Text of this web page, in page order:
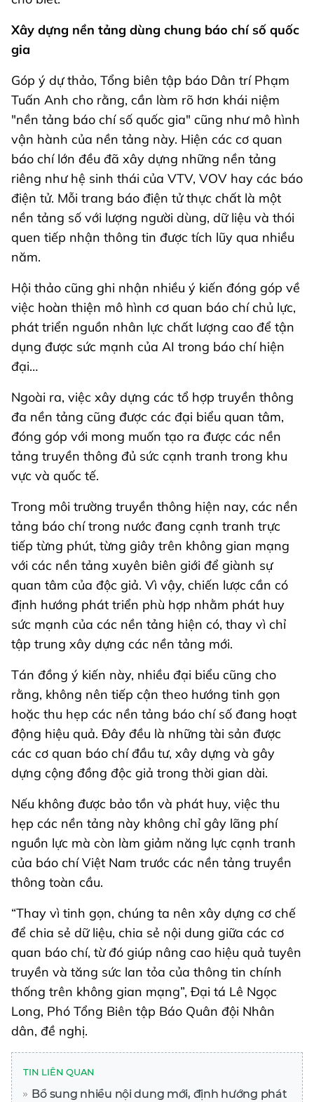
Xây dựng nền tảng dùng chung báo chí số quốc
gia
Góp ý dự thảo, Tổng biên tập báo Dân trí Phạm
Tuấn Anh cho rằng, cần làm rõ hơn khái niệm
"nền tảng báo chí số quốc gia" cũng như mô hình
vận hành của nền tảng này. Hiện các cơ quan
báo chí lớn đều đã xây dựng những nền tảng
riêng như hệ sinh thái của VTV, VOV hay các báo
điện tử. Mỗi trang báo điện tử thực chất là một
nền tảng số với lượng người dùng, dữ liệu và thói
quen tiếp nhận thông tin được tích lũy qua nhiều
năm.
Hội thảo cũng ghi nhận nhiều ý kiến đóng góp về
việc hoàn thiện mô hình cơ quan báo chí chủ lực,
phát triển nguồn nhân lực chất lượng cao để tận
dụng được sức mạnh của AI trong báo chí hiện
đại…
Ngoài ra, việc xây dựng các tổ hợp truyền thông
đa nền tảng cũng được các đại biểu quan tâm,
đóng góp với mong muốn tạo ra được các nền
tảng truyền thông đủ sức cạnh tranh trong khu
vực và quốc tế.
Trong môi trường truyền thông hiện nay, các nền
tảng báo chí trong nước đang cạnh tranh trực
tiếp từng phút, từng giây trên không gian mạng
với các nền tảng xuyên biên giới để giành sự
quan tâm của độc giả. Vì vậy, chiến lược cần có
định hướng phát triển phù hợp nhằm phát huy
sức mạnh của các nền tảng hiện có, thay vì chỉ
tập trung xây dựng các nền tảng mới.
Tán đồng ý kiến này, nhiều đại biểu cũng cho
rằng, không nên tiếp cận theo hướng tinh gọn
hoặc thu hẹp các nền tảng báo chí số đang hoạt
động hiệu quả. Đây đều là những tài sản được
các cơ quan báo chí đầu tư, xây dựng và gây
dựng cộng đồng độc giả trong thời gian dài.
Nếu không được bảo tồn và phát huy, việc thu
hẹp các nền tảng này không chỉ gây lãng phí
nguồn lực mà còn làm giảm năng lực cạnh tranh
của báo chí Việt Nam trước các nền tảng truyền
thông toàn cầu.
“Thay vì tinh gọn, chúng ta nên xây dựng cơ chế
để chia sẻ dữ liệu, chia sẻ nội dung giữa các cơ
quan báo chí, từ đó giúp nâng cao hiệu quả tuyên
truyền và tăng sức lan tỏa của thông tin chính
thống trên không gian mạng”, Đại tá Lê Ngọc
Long, Phó Tổng Biên tập Báo Quân đội Nhân
dân, đề nghị.
TIN LIÊN QUAN
Bổ sung nhiều nội dung mới, định hướng phát